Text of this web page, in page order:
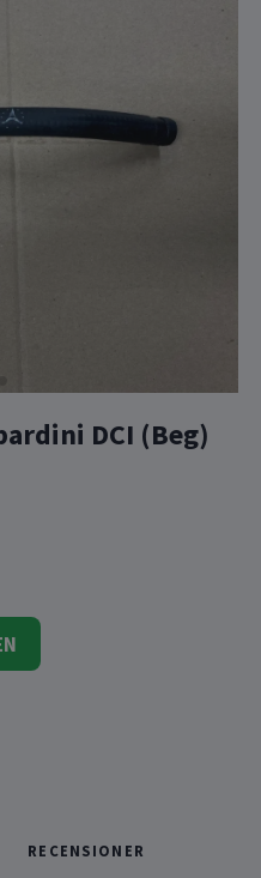
DCI (Beg)
RECENSIONER